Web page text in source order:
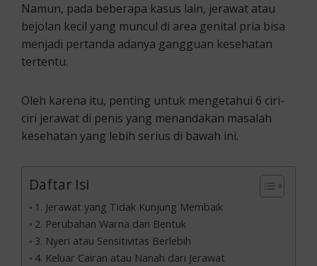
Namun, pada beberapa kasus lain, jerawat atau
bejolan kecil yang muncul di area genital pria bisa
menjadi pertanda adanya gangguan kesehatan
tertentu.
Oleh karena itu, penting untuk mengetahui 6 ciri-
ciri jerawat di penis yang menandakan masalah
kesehatan yang lebih serius di bawah ini.
Daftar Isi
1. Jerawat yang Tidak Kunjung Membaik
2. Perubahan Warna dan Bentuk
3. Nyeri atau Sensitivitas Berlebih
4. Keluar Cairan atau Nanah dari Jerawat